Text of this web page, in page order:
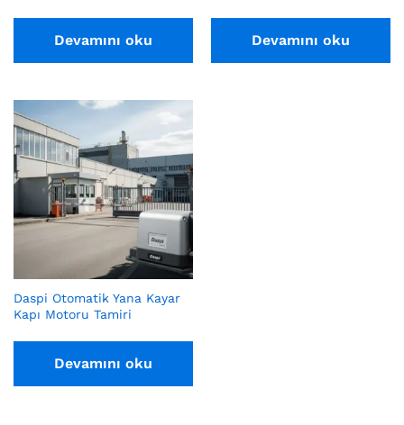
Devamını oku Devamını oku
Daspi Otomatik Yana Kayar
Kapı Motoru Tamiri
Devamını oku